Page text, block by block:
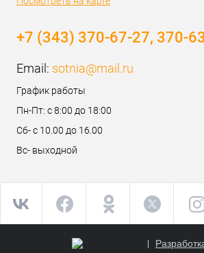
+7 (343) 370-67-27, 370-
Email: sotnia@mail.ru
График работы
Пн-Пт: с 8:00 до 18:00
Сб- с 10.00 до 16.00
Вс- выходной